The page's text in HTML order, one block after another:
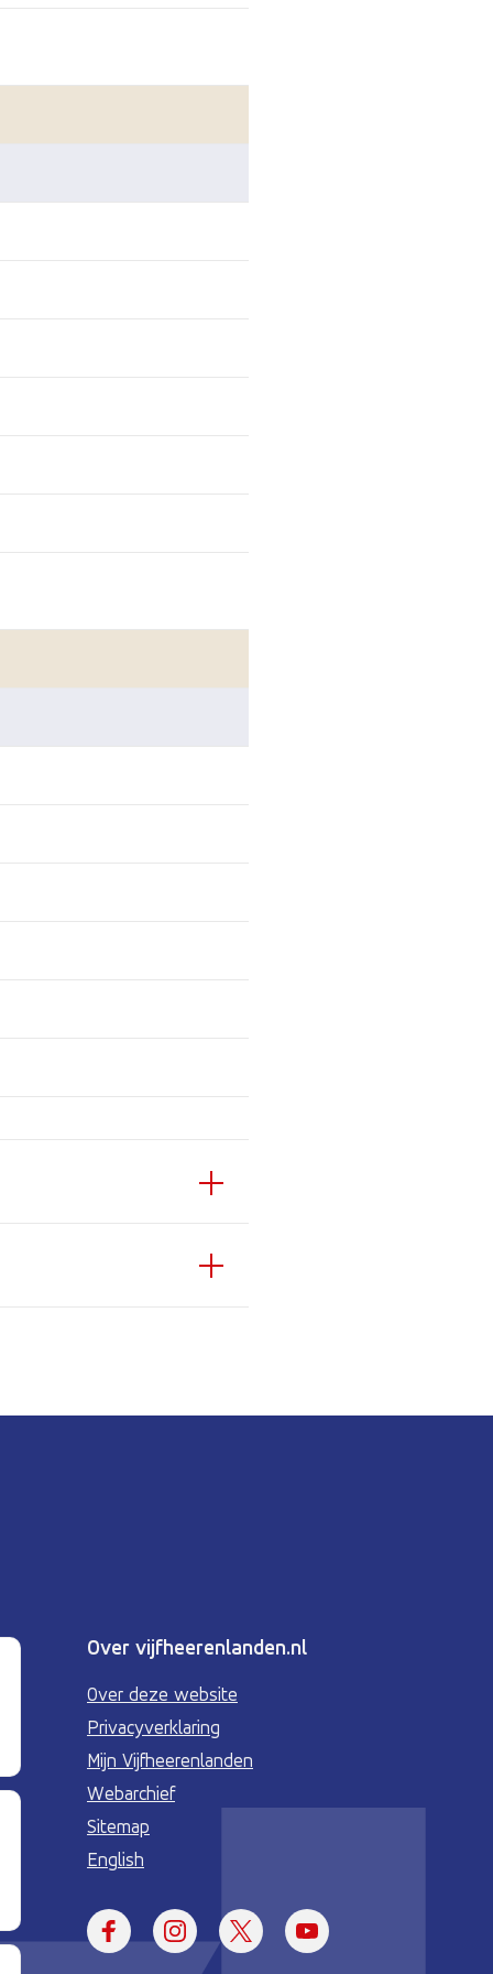
Over vijfheerenlanden.nl
Over deze website
Privacyverklaring
Mijn Vijfheerenlanden
Webarchief
Sitemap
English